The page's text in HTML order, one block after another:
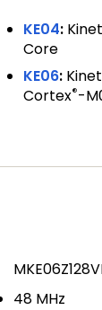
KE04:
Core
KE06:
Cortex®-
48 MHz